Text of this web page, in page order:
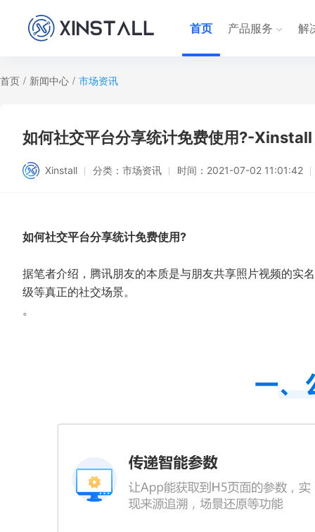
首页 产品服务 解
首页 / 新闻中心 / 市场资讯
如何社交平台分享统计免费使用?-Xinstall
Xinstall 分类： 市场资讯 时间： 2021-07-02 11:01:42
如何社交平台分享统计免费使用?
据笔者介绍，腾讯朋友的本质是与朋友共享照片视频的实
级等真正的社交场景。
。